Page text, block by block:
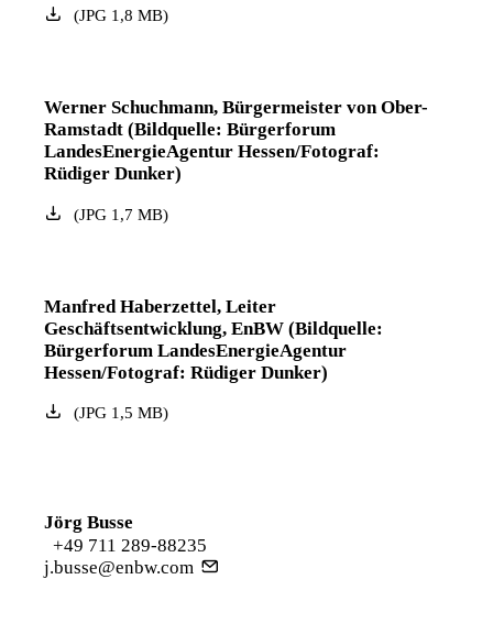
(JPG1,8 MB)
Werner Schuchmann, Bürgermeister von Ober-
Ramstadt (Bildquelle: Bürgerforum
LandesEnergieAgentur Hessen/Fotograf:
Rüdiger Dunker)
(JPG1,7 MB)
Manfred Haberzettel, Leiter
Geschäftsentwicklung, EnBW (Bildquelle:
Bürgerforum LandesEnergieAgentur
Hessen/Fotograf: Rüdiger Dunker)
(JPG1,5 MB)
Jörg Busse
+49 711 289-88235
j.busse@enbw.com